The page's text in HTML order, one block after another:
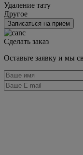
Удаление тату
Другое
Записаться на прием
Сделать заказ
Оставьте заявку и мы